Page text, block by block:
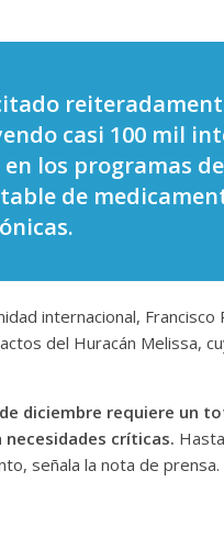
casi 100 mil
los programas
de
internacional, Francisco
del Huracán Melissa,
diciembre requiere un
críticas.
señala la nota de prensa.
Molina 0
0